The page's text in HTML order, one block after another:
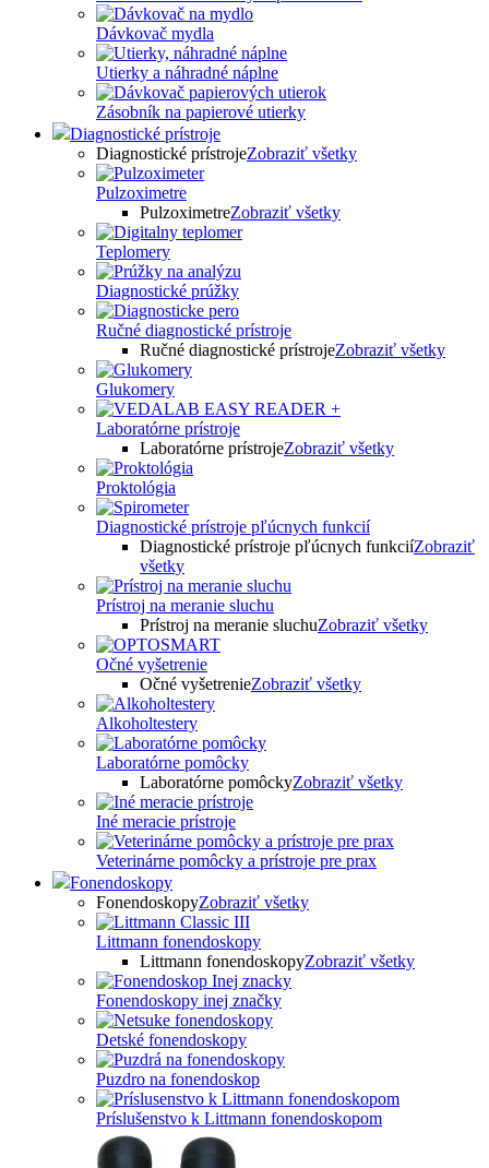
Dávkovač mydla
Utierky a náhradné náplne
Zásobník na papierové utierky
Diagnostické prístroje
Diagnostické prístrojeZobraziť všetky
Pulzoximetre
PulzoximetreZobraziť všetky
Teplomery
Diagnostické prúžky
Ručné diagnostické prístroje
Ručné diagnostické prístrojeZobraziť všetky
Glukomery
Laboratórne prístroje
Laboratórne prístrojeZobraziť všetky
Proktológia
Diagnostické prístroje pľúcnych funkcií
Diagnostické prístroje pľúcnych funkciíZobraziť
všetky
Prístroj na meranie sluchu
Prístroj na meranie sluchuZobraziť všetky
Očné vyšetrenie
Očné vyšetrenieZobraziť všetky
Alkoholtestery
Laboratórne pomôcky
Laboratórne pomôckyZobraziť všetky
Iné meracie prístroje
Veterinárne pomôcky a prístroje pre prax
Fonendoskopy
FonendoskopyZobraziť všetky
Littmann fonendoskopy
Littmann fonendoskopyZobraziť všetky
Fonendoskopy inej značky
Detské fonendoskopy
Puzdro na fonendoskop
Príslušenstvo k Littmann fonendoskopom